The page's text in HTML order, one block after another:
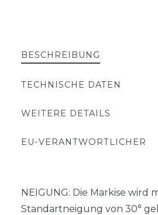
BESCHREIBUNG
TECHNISCHE DATEN
WEITERE DETAILS
EU-VERANTWORTLICHER
NEIGUNG: Die Markise wird
Standartneigung von 30°